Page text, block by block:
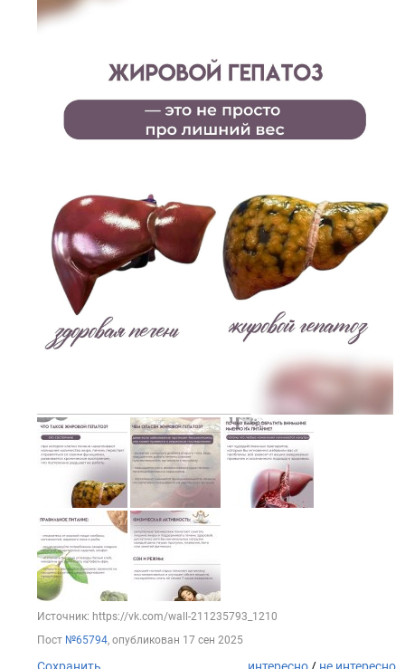
Источник: https://vk.com/wall-211235793_1210
Пост №65794, опубликован 17 сен 2025